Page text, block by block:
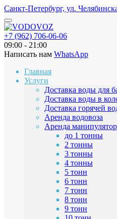
Санкт-Петербург, ул.
+7 (962) 706-06-06
09:00 - 21:00
Написать нам WhatsApp
Главная
Услуги
Доставка воды для
Доставка воды в
Доставка горячей
Аренда водовоза
Аренда
до 1 тонны
2 тонны
3 тонны
4 тонны
5 тонн
6 тонн
7 тонн
8 тонн
9 тонн